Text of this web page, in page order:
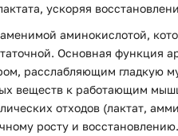
ускоряя
аминокислотой,
Основная функция
расслабляющим гладкую
веществ к работающим
отходов (лактат,
росту и